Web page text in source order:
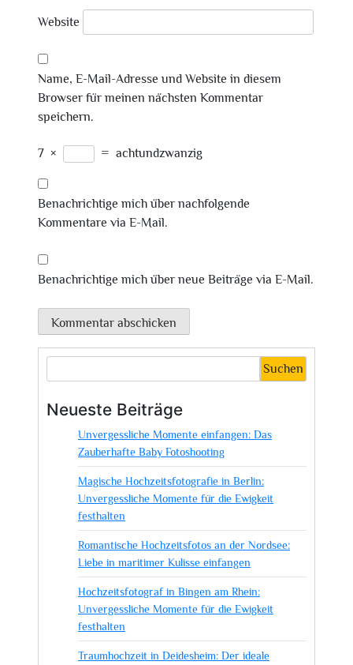
Website
Name, E-Mail-Adresse und Website in diesem
Browser für meinen nächsten Kommentar
speichern.
7 × = achtundzwanzig
Benachrichtige mich über nachfolgende
Kommentare via E-Mail.
Benachrichtige mich über neue Beiträge via E-Mail.
Suchen
Neueste Beiträge
Unvergessliche Momente einfangen: Das
Zauberhafte Baby Fotoshooting
Magische Hochzeitsfotografie in Berlin:
Unvergessliche Momente für die Ewigkeit
festhalten
Romantische Hochzeitsfotos an der Nordsee:
Liebe in maritimer Kulisse einfangen
Hochzeitsfotograf in Bingen am Rhein:
Unvergessliche Momente für die Ewigkeit
festhalten
Traumhochzeit in Deidesheim: Der ideale